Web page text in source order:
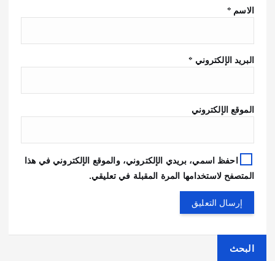
الاسم *
البريد الإلكتروني *
الموقع الإلكتروني
احفظ اسمي، بريدي الإلكتروني، والموقع الإلكتروني في هذا
المتصفح لاستخدامها المرة المقبلة في تعليقي.
البحث